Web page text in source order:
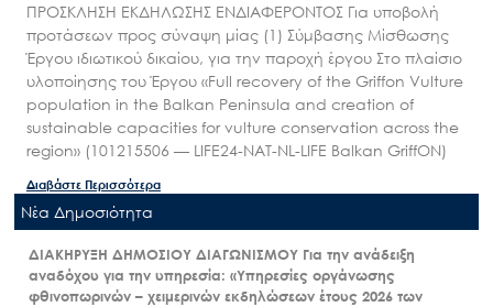
ΠΡΟΣΚΛΗΣΗ ΕΚΔΗΛΩΣΗΣ ΕΝΔΙΑΦΕΡΟΝΤΟΣ Για υποβολή
προτάσεων προς σύναψη μίας (1) Σύμβασης Μίσθωσης
Έργου ιδιωτικού δικαίου, για την παροχή έργου Στο πλαίσιο
υλοποίησης του Έργου «Full recovery of the Griffon Vulture
population in the Balkan Peninsula and creation of
sustainable capacities for vulture conservation across the
region» (101215506 — LIFE24-NAT-NL-LIFE Balkan GriffON)
Διαβάστε Περισσότερα
Nέα Δημοσιότητα
ΔΙΑΚΗΡΥΞΗ ΔΗΜΟΣΙΟΥ ΔΙΑΓΩΝΙΣΜΟΥ Για την ανάδειξη
αναδόχου για την υπηρεσία: «Υπηρεσίες οργάνωσης
φθινοπωρινών – χειμερινών εκδηλώσεων έτους 2026 των